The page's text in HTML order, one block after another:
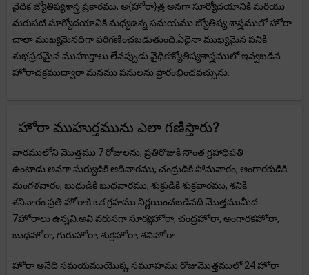
వైదిక జ్యోతిష్యశాస్త్ర ప్రకారము, అ{హోరా}త్ర అనగా సూర్యోదయానికి మరియు
మరుసటి సూర్యోదయానికి మధ్యఉన్న సమయము.జ్యోతిష్య శాస్త్రములో హోరా
చాలా ముఖ్యమైనదిగా పరిగణించబడుతుంది.ఏదైనా ముఖ్యమైన పనికి
శుభప్రదమైన ముహుర్తాలు లేనప్పుడు వైధికజ్యోతిష్యశాస్త్రములో ఇవ్వబడిన
హోరాచక్రముద్వారా మనము పనులను ప్రారంభించవచ్చును.
హోరా ముహుర్తమును ఎలా గణిస్తారు?
వారములోని మొత్తము 7 రోజులను, ప్రతిరొజుకి సొంత గ్రహాధిపతి
ఉంటాడు.అనగా సుర్యుడికి ఆదివారము, చంద్రుడికి సోమవారం, అంగారకుడికి
మంగళవారం, బుధుడికి బుధవారము, శుక్రుడికి శుక్రవారము, శనికి
శనివారం.ప్రతి హోరాకి ఒక గ్రహము నిర్ణయించబడినది.మొత్తముమీద
7హోరాలు ఉన్నవి.అవి వరుసగా సూర్యహోరా, చంద్రహోరా, అంగారకహోరా,
బుధహోరా, గురుహోరా, శుక్రహోరా, శనిహోరా.
హోరా అనేది సమయముయొక్క సమూహము.రోజుమొత్తములో 24 హోరా